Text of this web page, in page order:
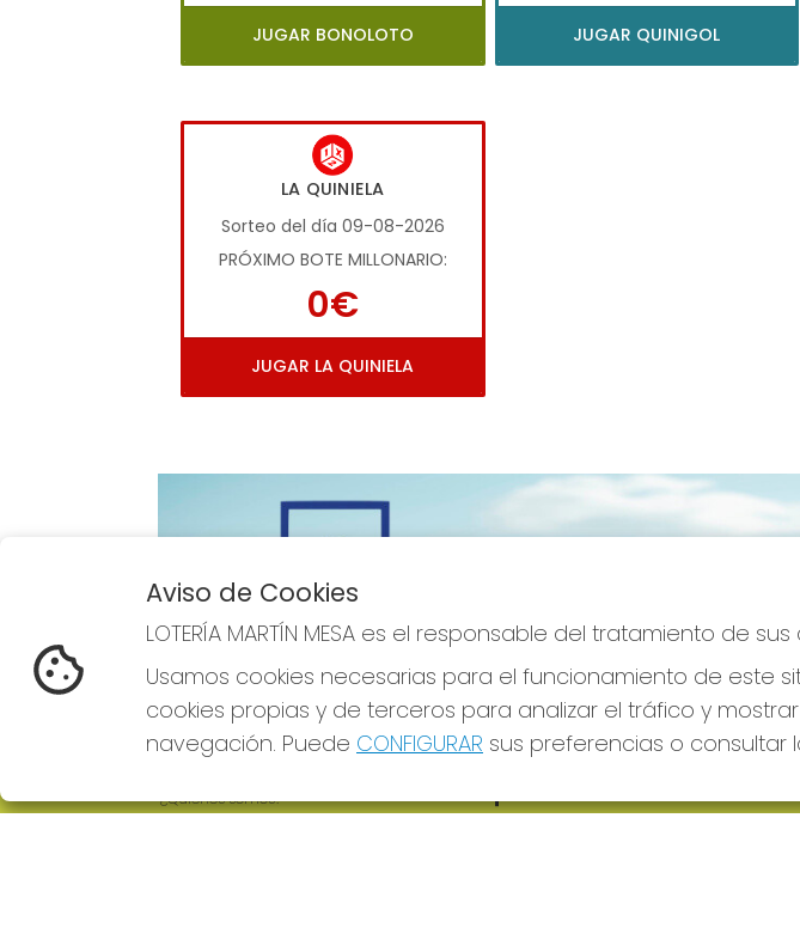
JUGAR BONOLOTO JUGAR QUINIGOL
LA QUINIELA
Sorteo del día 09-08-2026
PRÓXIMO BOTE MILLONARIO:
0€
JUGAR LA QUINIELA
Imagen anterior
LOTERÍA MARTÍN MESA
¿Quiénes somos?
REDES SOCIALES
Aviso de Cookies
LOTERÍA MARTÍN MESA es el responsable del tratamiento de
Usamos cookies necesarias para el funcionamiento de este
cookies propias y de terceros para analizar el tráfico y
navegación. Puede CONFIGURAR sus preferencias o consultar